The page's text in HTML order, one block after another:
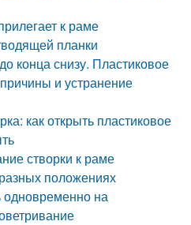
к раме
планки
конца снизу. Пластиковое
и устранение
как открыть пластиковое
створки к раме
положениях
одновременно на